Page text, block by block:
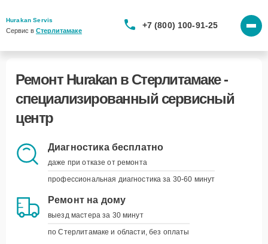
Hurakan Servis
Сервис в Стерлитамаке
+7 (800) 100-91-25
Диагностика бесплатно
даже при отказе от ремонта
профессиональная диагностика за 30-60 минут
Ремонт на дому
выезд мастера за 30 минут
по Стерлитамаке и области, без оплаты
Ремонт Hurakan в
Стерлитамаке –
Удобно, когда всё
Курьерская доставка
заберём и вернём устройство
наши курьеры приедут в удобное для вас
время и привезут устройство обратно, когда
оно будет готово
Запись на удобное время